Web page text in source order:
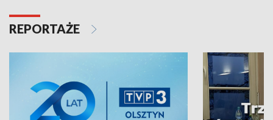
REPORTAŻE